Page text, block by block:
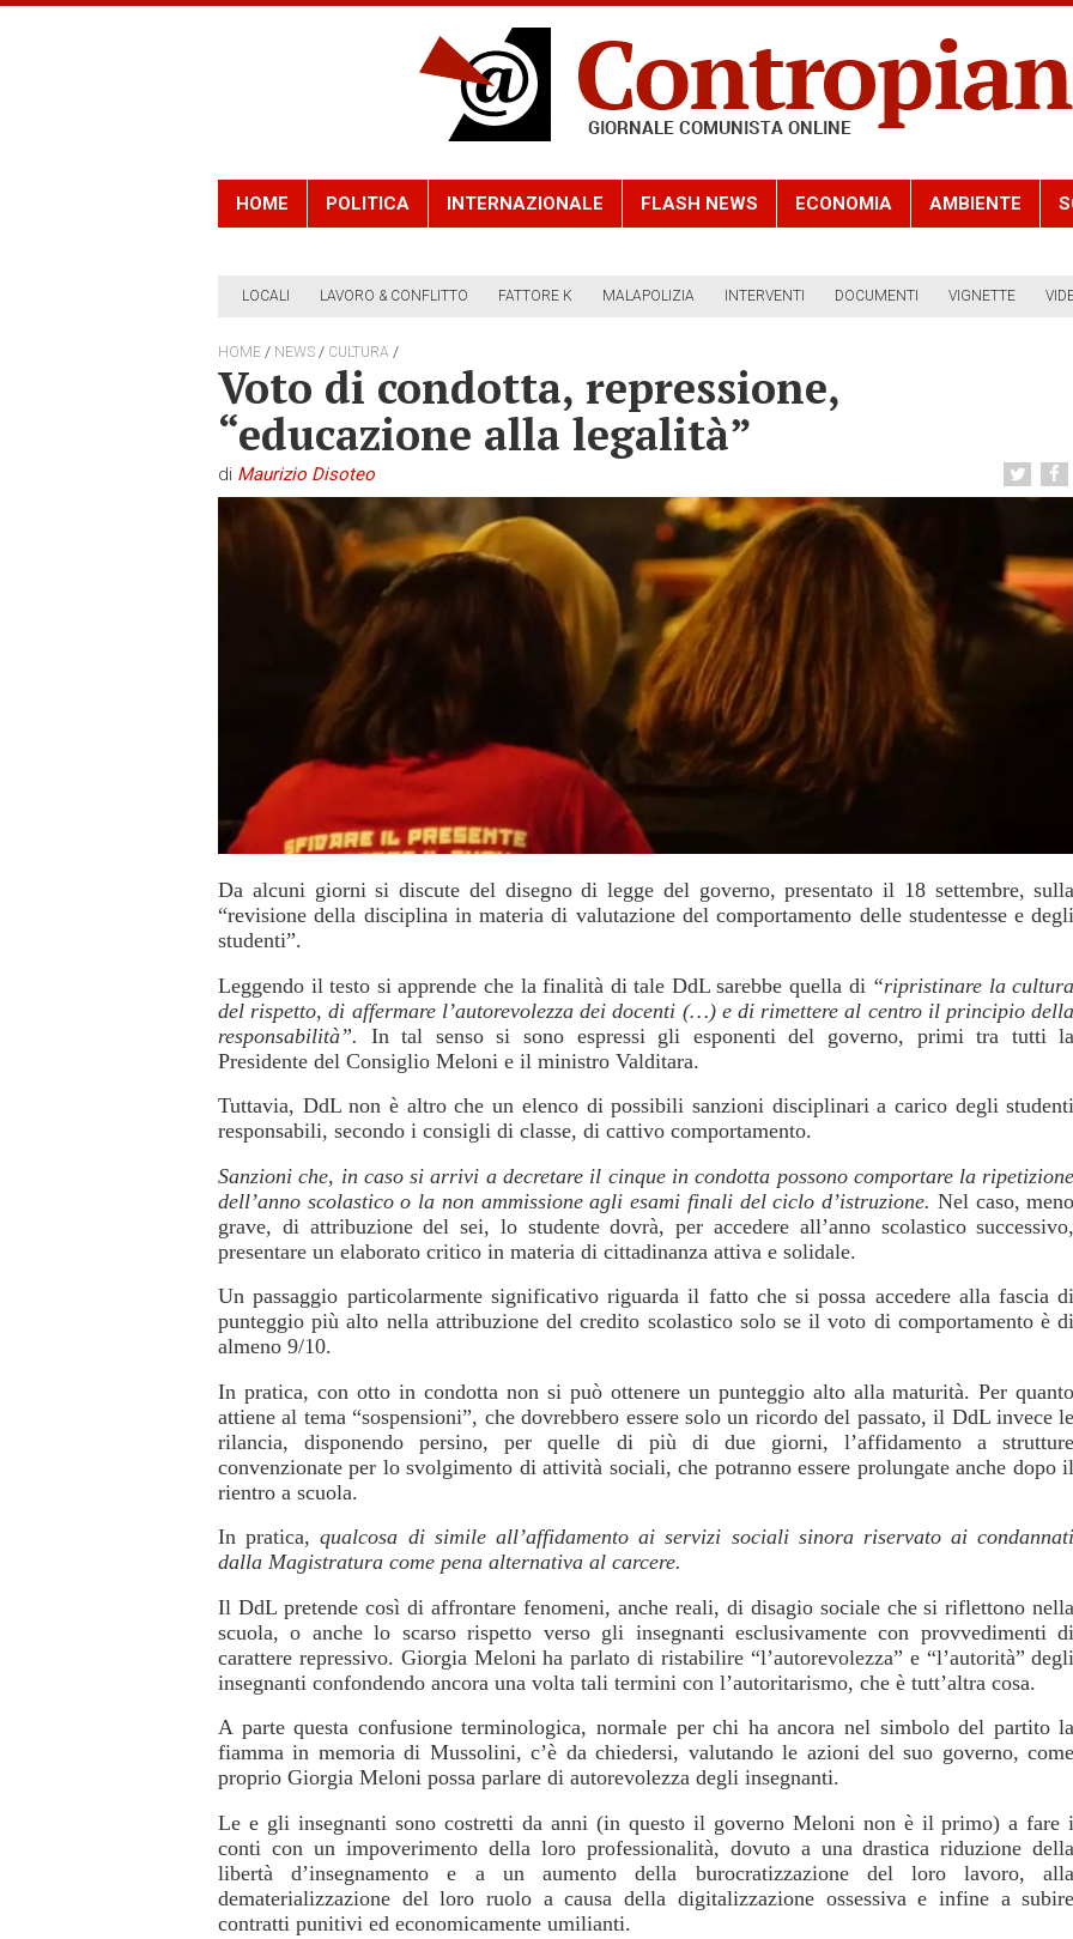
HOME POLITICA INTERNAZIONALE FLASH NEWS ECONOMIA AMBIENTE
LOCALI LAVORO & CONFLITTO FATTORE K MALAPOLIZIA INTERVENTI DOCUMENTI VIGNETTE
HOME / NEWS / CULTURA /
Voto di condotta, repressione,
“educazione alla legalità”
di Maurizio Disoteo
Da alcuni giorni si discute del disegno di legge del governo, presentato il 18 settembre, sulla
“revisione della disciplina in materia di valutazione del comportamento delle studentesse e degli
studenti”.
Leggendo il testo si apprende che la finalità di tale DdL sarebbe quella di “ripristinare la cultura
del rispetto, di affermare l’autorevolezza dei docenti (…) e di rimettere al centro il principio della
responsabilità”. In tal senso si sono espressi gli esponenti del governo, primi tra tutti la
Presidente del Consiglio Meloni e il ministro Valditara.
Tuttavia, DdL non è altro che un elenco di possibili sanzioni disciplinari a carico degli studenti
responsabili, secondo i consigli di classe, di cattivo comportamento.
Sanzioni che, in caso si arrivi a decretare il cinque in condotta possono comportare la ripetizione
dell’anno scolastico o la non ammissione agli esami finali del ciclo d’istruzione. Nel caso, meno
grave, di attribuzione del sei, lo studente dovrà, per accedere all’anno scolastico successivo,
presentare un elaborato critico in materia di cittadinanza attiva e solidale.
Un passaggio particolarmente significativo riguarda il fatto che si possa accedere alla fascia di
punteggio più alto nella attribuzione del credito scolastico solo se il voto di comportamento è di
almeno 9/10.
In pratica, con otto in condotta non si può ottenere un punteggio alto alla maturità. Per quanto
attiene al tema “sospensioni”, che dovrebbero essere solo un ricordo del passato, il DdL invece le
rilancia, disponendo persino, per quelle di più di due giorni, l’affidamento a strutture
convenzionate per lo svolgimento di attività sociali, che potranno essere prolungate anche dopo il
rientro a scuola.
In pratica,qualcosa di simile all’affidamento ai servizi sociali sinora riservato ai condannati
dalla Magistratura come pena alternativa al carcere.
Il DdL pretende così di affrontare fenomeni, anche reali, di disagio sociale che si riflettono nella
scuola, o anche lo scarso rispetto verso gli insegnanti esclusivamente con provvedimenti di
carattere repressivo. Giorgia Meloni ha parlato di ristabilire “l’autorevolezza” e “l’autorità” degli
insegnanti confondendo ancora una volta tali termini con l’autoritarismo, che è tutt’altra cosa.
A parte questa confusione terminologica, normale per chi ha ancora nel simbolo del partito la
fiamma in memoria di Mussolini, c’è da chiedersi, valutando le azioni del suo governo, come
proprio Giorgia Meloni possa parlare di autorevolezza degli insegnanti.
Le e gli insegnanti sono costretti da anni (in questo il governo Meloni non è il primo) a fare i
conti con un impoverimento della loro professionalità, dovuto a una drastica riduzione della
libertà d’insegnamento e a un aumento della burocratizzazione del loro lavoro, alla
dematerializzazione del loro ruolo a causa della digitalizzazione ossessiva e infine a subire
contratti punitivi ed economicamente umilianti.